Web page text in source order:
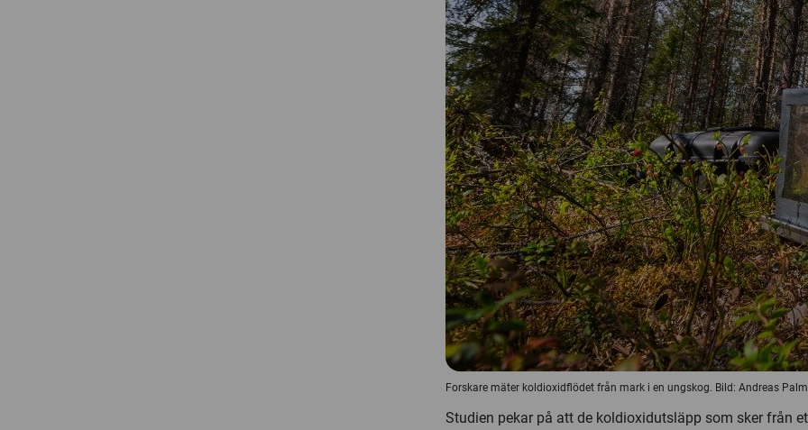
Forskare mäter koldioxidflödet från mark i en ungskog. Bild: Andreas
Studien pekar på att de koldioxidutsläpp som sker från